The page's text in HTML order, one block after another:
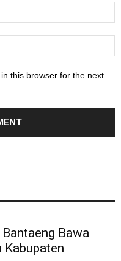
this browser for the next
Bawa
Kabupaten